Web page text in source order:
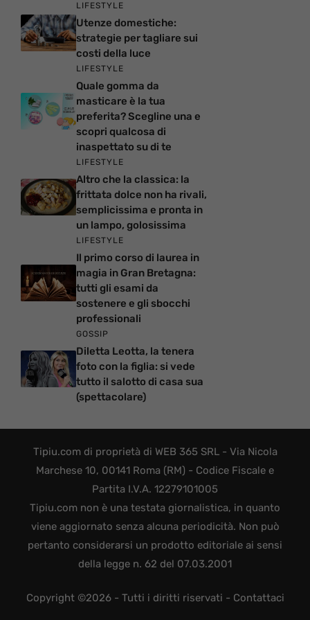
LIFESTYLE
Utenze domestiche:
strategie per tagliare sui
costi della luce
LIFESTYLE
Quale gomma da
masticare è la tua
preferita? Scegline una e
scopri qualcosa di
inaspettato su di te
LIFESTYLE
Altro che la classica: la
frittata dolce non ha rivali,
semplicissima e pronta in
un lampo, golosissima
LIFESTYLE
Il primo corso di laurea in
magia in Gran Bretagna:
tutti gli esami da
sostenere e gli sbocchi
professionali
GOSSIP
Diletta Leotta, la tenera
foto con la figlia: si vede
tutto il salotto di casa sua
(spettacolare)
Tipiu.com di proprietà di WEB 365 SRL - Via Nicola
Marchese 10, 00141 Roma (RM) - Codice Fiscale e
Partita I.V.A. 12279101005
Tipiu.com non è una testata giornalistica, in quanto
viene aggiornato senza alcuna periodicità. Non può
pertanto considerarsi un prodotto editoriale ai sensi
della legge n. 62 del 07.03.2001
Copyright ©2026 - Tutti i diritti riservati - Contattaci